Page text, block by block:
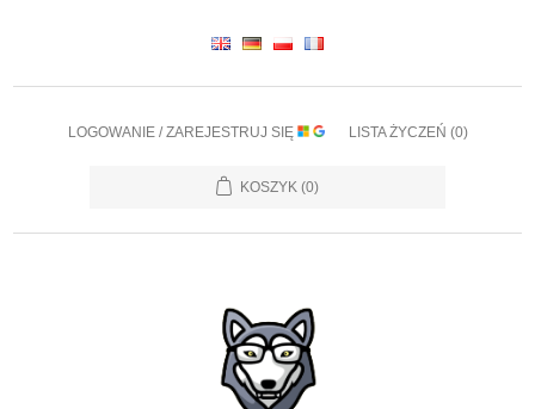
LOGOWANIE / ZAREJESTRUJ SIĘ LISTA ŻYCZEŃ (0)
KOSZYK (0)